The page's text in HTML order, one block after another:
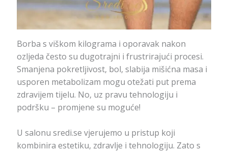
Borba s viškom kilograma i oporavak nakon
ozljeda često su dugotrajni i frustrirajući procesi.
Smanjena pokretljivost, bol, slabija mišićna masa i
usporen metabolizam mogu otežati put prema
zdravijem tijelu. No, uz pravu tehnologiju i
podršku – promjene su moguće!
U salonu sredi.se vjerujemo u pristup koji
kombinira estetiku, zdravlje i tehnologiju. Zato s